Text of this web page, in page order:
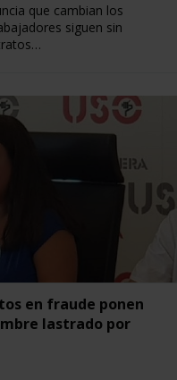
que cambian los
siguen sin
en fraude ponen
lastrado por